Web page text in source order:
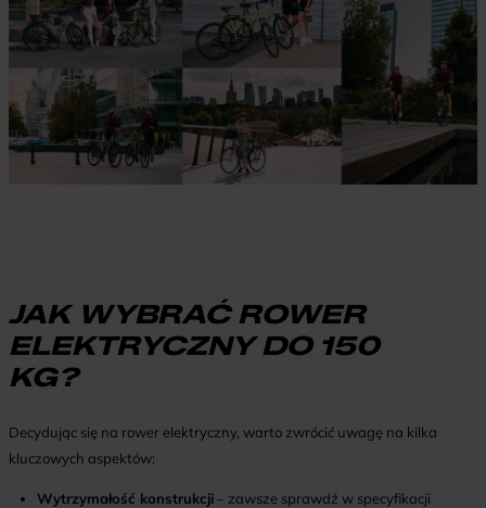
JAK WYBRAĆ ROWER
ELEKTRYCZNY DO 150
KG?
Decydując się na rower elektryczny, warto zwrócić uwagę na kilka
kluczowych aspektów:
Wytrzymałość konstrukcji– zawsze sprawdź w specyfikacji